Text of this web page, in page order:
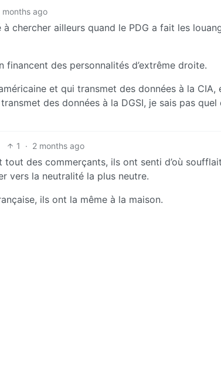
months ago
chercher ailleurs quand le PDG a fait les
financent des personnalités d’extrême droite.
et qui transmet des données à la CIA,
des données à la DGSI, je sais pas quel
1 · 2 months ago
tout des commerçants, ils ont senti d’où
vers la neutralité la plus neutre.
ils ont la même à la maison.